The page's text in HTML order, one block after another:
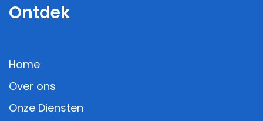
Ontdek
Home
Over ons
Onze Diensten